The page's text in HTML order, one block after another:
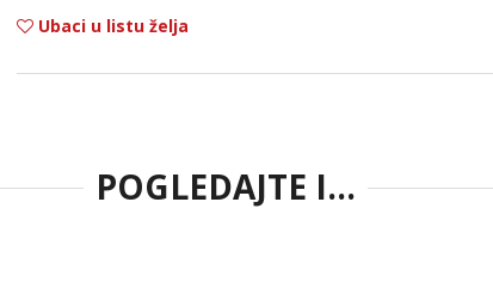
Ubaci u listu želja
POGLEDAJTE I...